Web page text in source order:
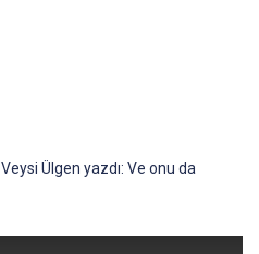
Veysi Ülgen yazdı: Ve onu da